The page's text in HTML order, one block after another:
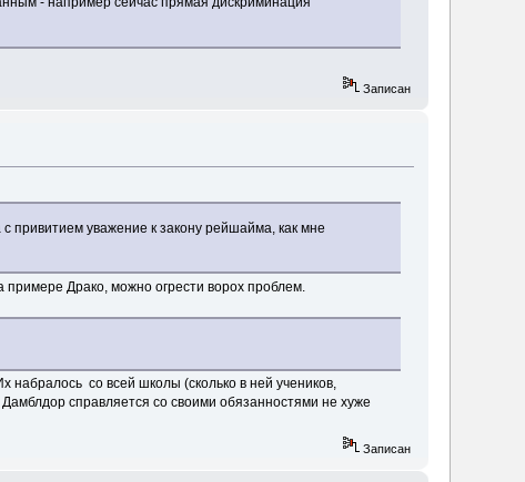
Записан
привитием уважение к закону рейшайма, как мне
примере Драко, можно огрести ворох проблем.
набралось со всей школы (сколько в ней учеников,
справляется со своими обязанностями не хуже
Записан